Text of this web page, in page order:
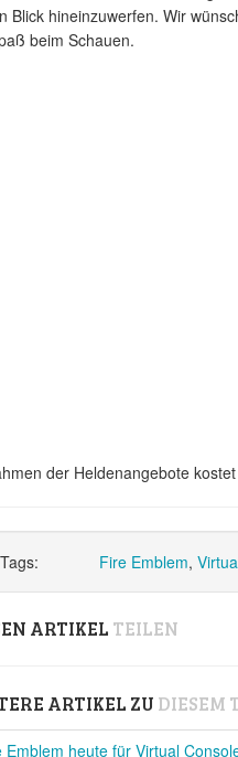
Blick hineinzuwerfen. Wir
beim Schauen.
der Heldenangebote
Tags: Fire Emblem,
ARTIKEL TEILEN
ARTIKEL ZU DIESEM
Emblem heute für Virtual